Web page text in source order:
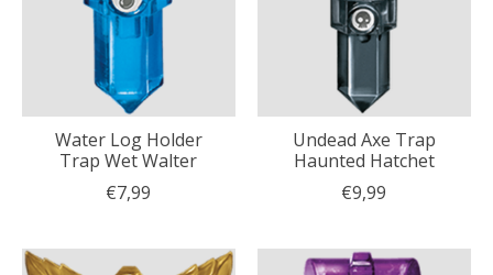
Water Log Holder
Trap Wet Walter
€7,99
Undead Axe Trap
Haunted Hatchet
€9,99